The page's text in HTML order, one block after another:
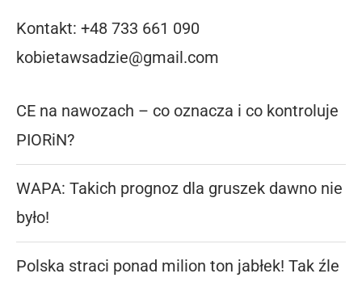
Kontakt: +48 733 661 090
kobietawsadzie@gmail.com
CE na nawozach – co oznacza i co kontroluje
PIORiN?
WAPA: Takich prognoz dla gruszek dawno nie
było!
Polska straci ponad milion ton jabłek! Tak źle